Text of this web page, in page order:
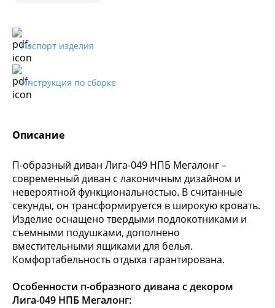
Описание
П-образный диван Лига-049 НПБ Мегалонг –
современный диван с лаконичным дизайном и
невероятной функциональностью. В считанные
секунды, он трансформируется в широкую кровать.
Изделие оснащено твердыми подлокотниками и
съемными подушками, дополнено
вместительными ящиками для белья.
Комфортабельность отдыха гарантирована.
Особенности п-образного дивана с декором
Лига-049 НПБ Мегалонг:
Паспорт изделия
Инструкция по сборке